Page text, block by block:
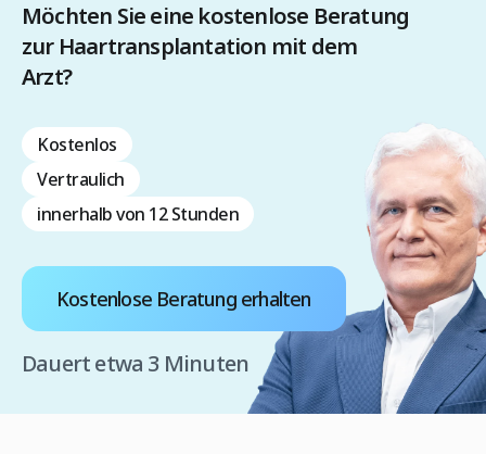
Möchten Sie eine kostenlose Beratung
zur Haartransplantation mit dem
Arzt?
Kostenlos
Vertraulich
innerhalb von 12 Stunden
Kostenlose Beratung erhalten
Dauert etwa 3 Minuten